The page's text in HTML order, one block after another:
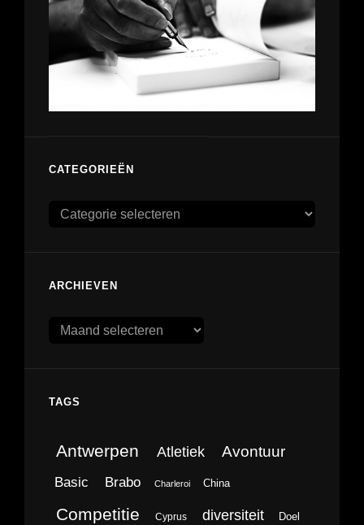
CATEGORIEËN
Categorieën
ARCHIEVEN
Archieven
TAGS
Antwerpen Atletiek Avontuur
Basic Brabo Charleroi China
Competitie Cyprus diversiteit Doel